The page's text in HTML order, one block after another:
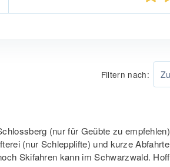
Filtern nach:
(nur für Geübte zu
(nur Schlepplifte) und kurze
Skifahren kann im Schwarzwald.